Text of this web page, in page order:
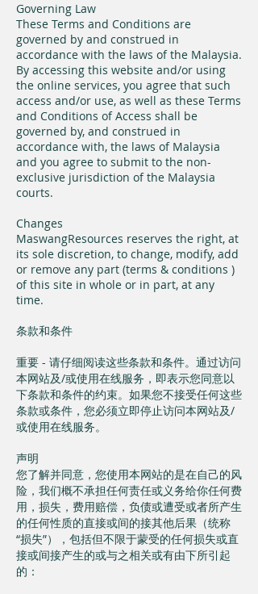
Governing Law
These Terms and Conditions are
governed by and construed in
accordance with the laws of the Malaysia.
By accessing this website and/or using
the online services, you agree that such
access and/or use, as well as these Terms
and Conditions of Access shall be
governed by, and construed in
accordance with, the laws of Malaysia
and you agree to submit to the non-
exclusive jurisdiction of the Malaysia
courts.
Changes
MaswangResources reserves the right, at
its sole discretion, to change, modify, add
or remove any part (terms & conditions )
of this site in whole or in part, at any
time.
条款和条件
重要 - 请仔细阅读这些条款和条件。通过访问
本网站及/或使用在线服务，即表示您同意以
下条款和条件的约束。如果您不接受任何这些
条款或条件，您必须立即停止访问本网站及/
或使用在线服务。
声明
您了解并同意，您使用本网站的是在自己的风
险，我们概不承担任何责任或义务给你任何费
用，损失，费用赔偿，负债或遭受或者所产生
的任何性质的直接或间的接其他后果（统称
“损失”），包括但不限于蒙受的任何损失或直
接或间接产生的或与之相关或有由下所引起
的：